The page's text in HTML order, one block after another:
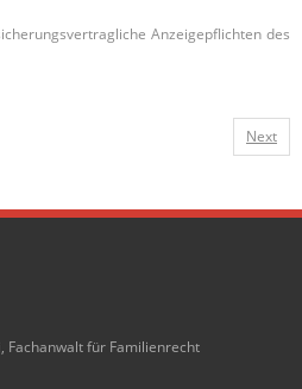
Anzeigepflichten des
Next
Fachanwalt für Familienrecht